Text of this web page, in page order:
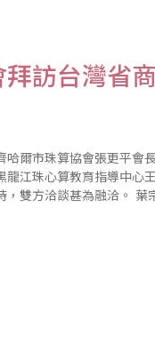
訪台灣省
爾市珠算協會張更平會
江珠心算教育指導中心
副理事長在致詞中除介紹台灣目前珠算發